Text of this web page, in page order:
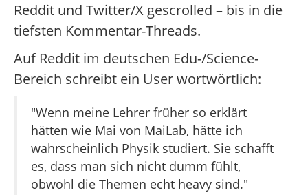
Reddit und Twitter/X gescrolled – bis in die
tiefsten Kommentar-Threads.
Auf Reddit im deutschen Edu-/Science-
Bereich schreibt ein User wortwörtlich:
"Wenn meine Lehrer früher so erklärt
hätten wie Mai von MaiLab, hätte ich
wahrscheinlich Physik studiert. Sie schafft
es, dass man sich nicht dumm fühlt,
obwohl die Themen echt heavy sind."